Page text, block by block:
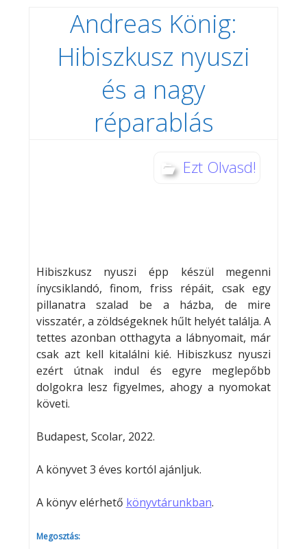
Andreas König:
Hibiszkusz nyuszi
és a nagy
réparablás
Ezt Olvasd!
Hibiszkusz nyuszi épp készül megenni
ínycsiklandó, finom, friss répáit, csak egy
pillanatra szalad be a házba, de mire
visszatér, a zöldségeknek hűlt helyét találja. A
tettes azonban otthagyta a lábnyomait, már
csak azt kell kitalálni kié. Hibiszkusz nyuszi
ezért útnak indul és egyre meglepőbb
dolgokra lesz figyelmes, ahogy a nyomokat
követi.
Budapest, Scolar, 2022.
A könyvet 3 éves kortól ajánljuk.
A könyv elérhető könyvtárunkban.
Megosztás: